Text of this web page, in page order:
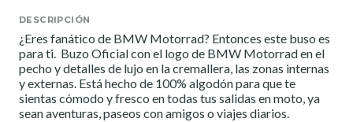
DESCRIPCIÓN
¿Eres fanático de BMW Motorrad? Entonces este buso es
para ti. Buzo Oficial con el logo de BMW Motorrad en el
pecho y detalles de lujo en la cremallera, las zonas internas
y externas. Está hecho de 100% algodón para que te
sientas cómodo y fresco en todas tus salidas en moto, ya
sean aventuras, paseos con amigos o viajes diarios.